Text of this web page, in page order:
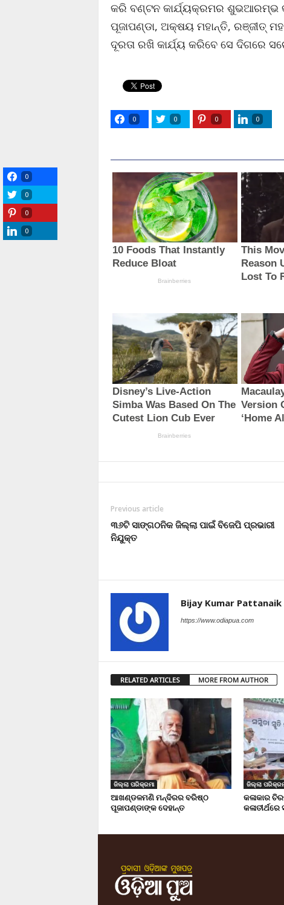
କରି ବଣ୍ଟନ କାର୍ଯ୍ୟକ୍ରମର ଶୁଭଆରମ୍ଭ
ପୂଜାପଣ୍ଡା, ଅକ୍ଷୟ ମହାନ୍ତି, ରଞ୍ଜୀତ୍
ଦୂରତା ରଖି କାର୍ଯ୍ୟ କରିବେ ସେ ଦିଗରେ
0 0 0 0
Previous article
୩୬ଟି ସାଙ୍ଗଠନିକ ଜିଲ୍ଲା ପାଇଁ ବିଜେପି ପ୍ରଭାରୀ
ନିଯୁକ୍ତ
Bijay Kumar Pattanaik
https://www.odiapua.com
RELATED ARTICLES MORE FROM AUTHOR
ଜିଲ୍ଲା ପରିକ୍ରମା
ଆଖଣ୍ଡଳମଣି ମନ୍ଦିରର ବରିଷ୍ଠ
ପୂଜାପଣ୍ଡାଙ୍କ ଦେହାନ୍ତ
ଜିଲ୍ଲା
କଳାକାର
0
0
0
0